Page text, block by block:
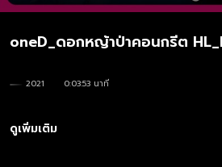
oneD_ดอกหญ้าป่าคอนกรีต
2021
0:03:53 นาที
ดูเพิ่มเติม